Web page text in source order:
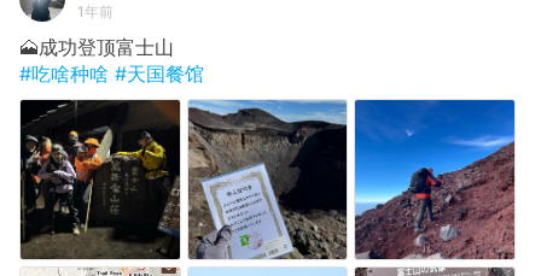
1年前
🗻成功登顶富士山
#吃啥种啥 #天国餐馆